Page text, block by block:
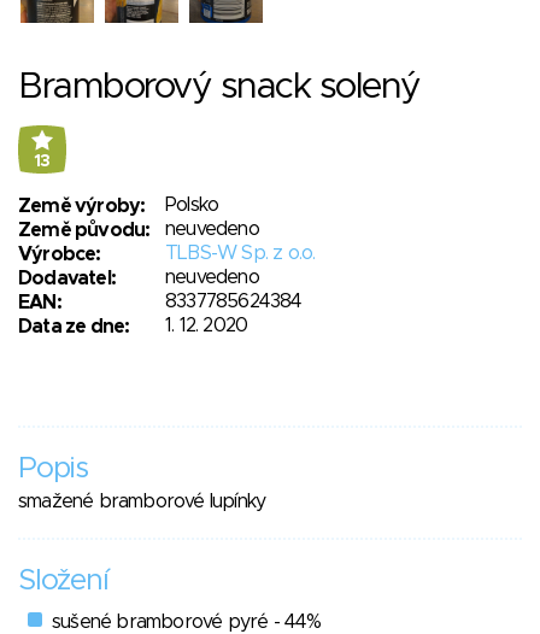
Bramborový snack solený
13
Země výroby:
Polsko
Země původu:
neuvedeno
Výrobce:
TLBS-W Sp. z o.o.
Dodavatel:
neuvedeno
EAN:
8337785624384
Data ze dne:
1. 12. 2020
Popis
smažené bramborové lupínky
Složení
sušené bramborové pyré - 44%